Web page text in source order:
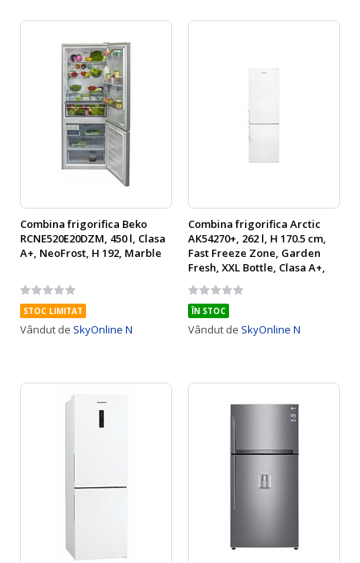
Combina frigorifica Beko
RCNE520E20DZM, 450 l, Clasa
A+, NeoFrost, H 192, Marble
Rating:
0%
STOC LIMITAT
Vândut de SkyOnline N
Combina frigorifica Arctic
AK54270+, 262 l, H 170.5 cm,
Fast Freeze Zone, Garden
Fresh, XXL Bottle, Clasa A+,
Alb
Rating:
0%
ÎN STOC
Vândut de SkyOnline N